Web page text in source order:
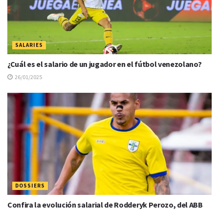
SALARIES
¿Cuál es el salario de un jugador en el fútbol venezolano?
26/01/2025
DOSSIERS
Confira la evolución salarial de Rodderyk Perozo, del ABB